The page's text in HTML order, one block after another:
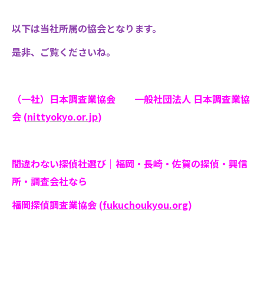
以下は当社所属の協会となります。
是非、ご覧くださいね。
（一社）日本調査業協会 一般社団法人 日本調査業協
会 (nittyokyo.or.jp)
間違わない探偵社選び｜福岡・長崎・佐賀の探偵・興信
所・調査会社なら
福岡探偵調査業協会 (fukuchoukyou.org)